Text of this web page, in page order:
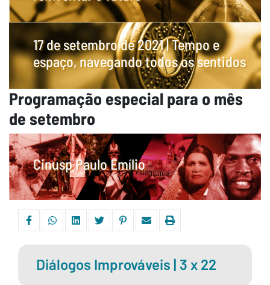
os órgãos da PRCEU realizam um conjunto de
atividades para debater “3 vezes 22” em
múltiplas dimensões, como mostra de cinema,
apresentações artísticas, performances
musicais, abertura de exposições, entre outras.
17 de setembro de 2021 | Tempo e
espaço, navegando todos os sentidos
Programação especial para o mês
de setembro
Cinusp Paulo Emílio
Diálogos Improváveis | 3 x 22